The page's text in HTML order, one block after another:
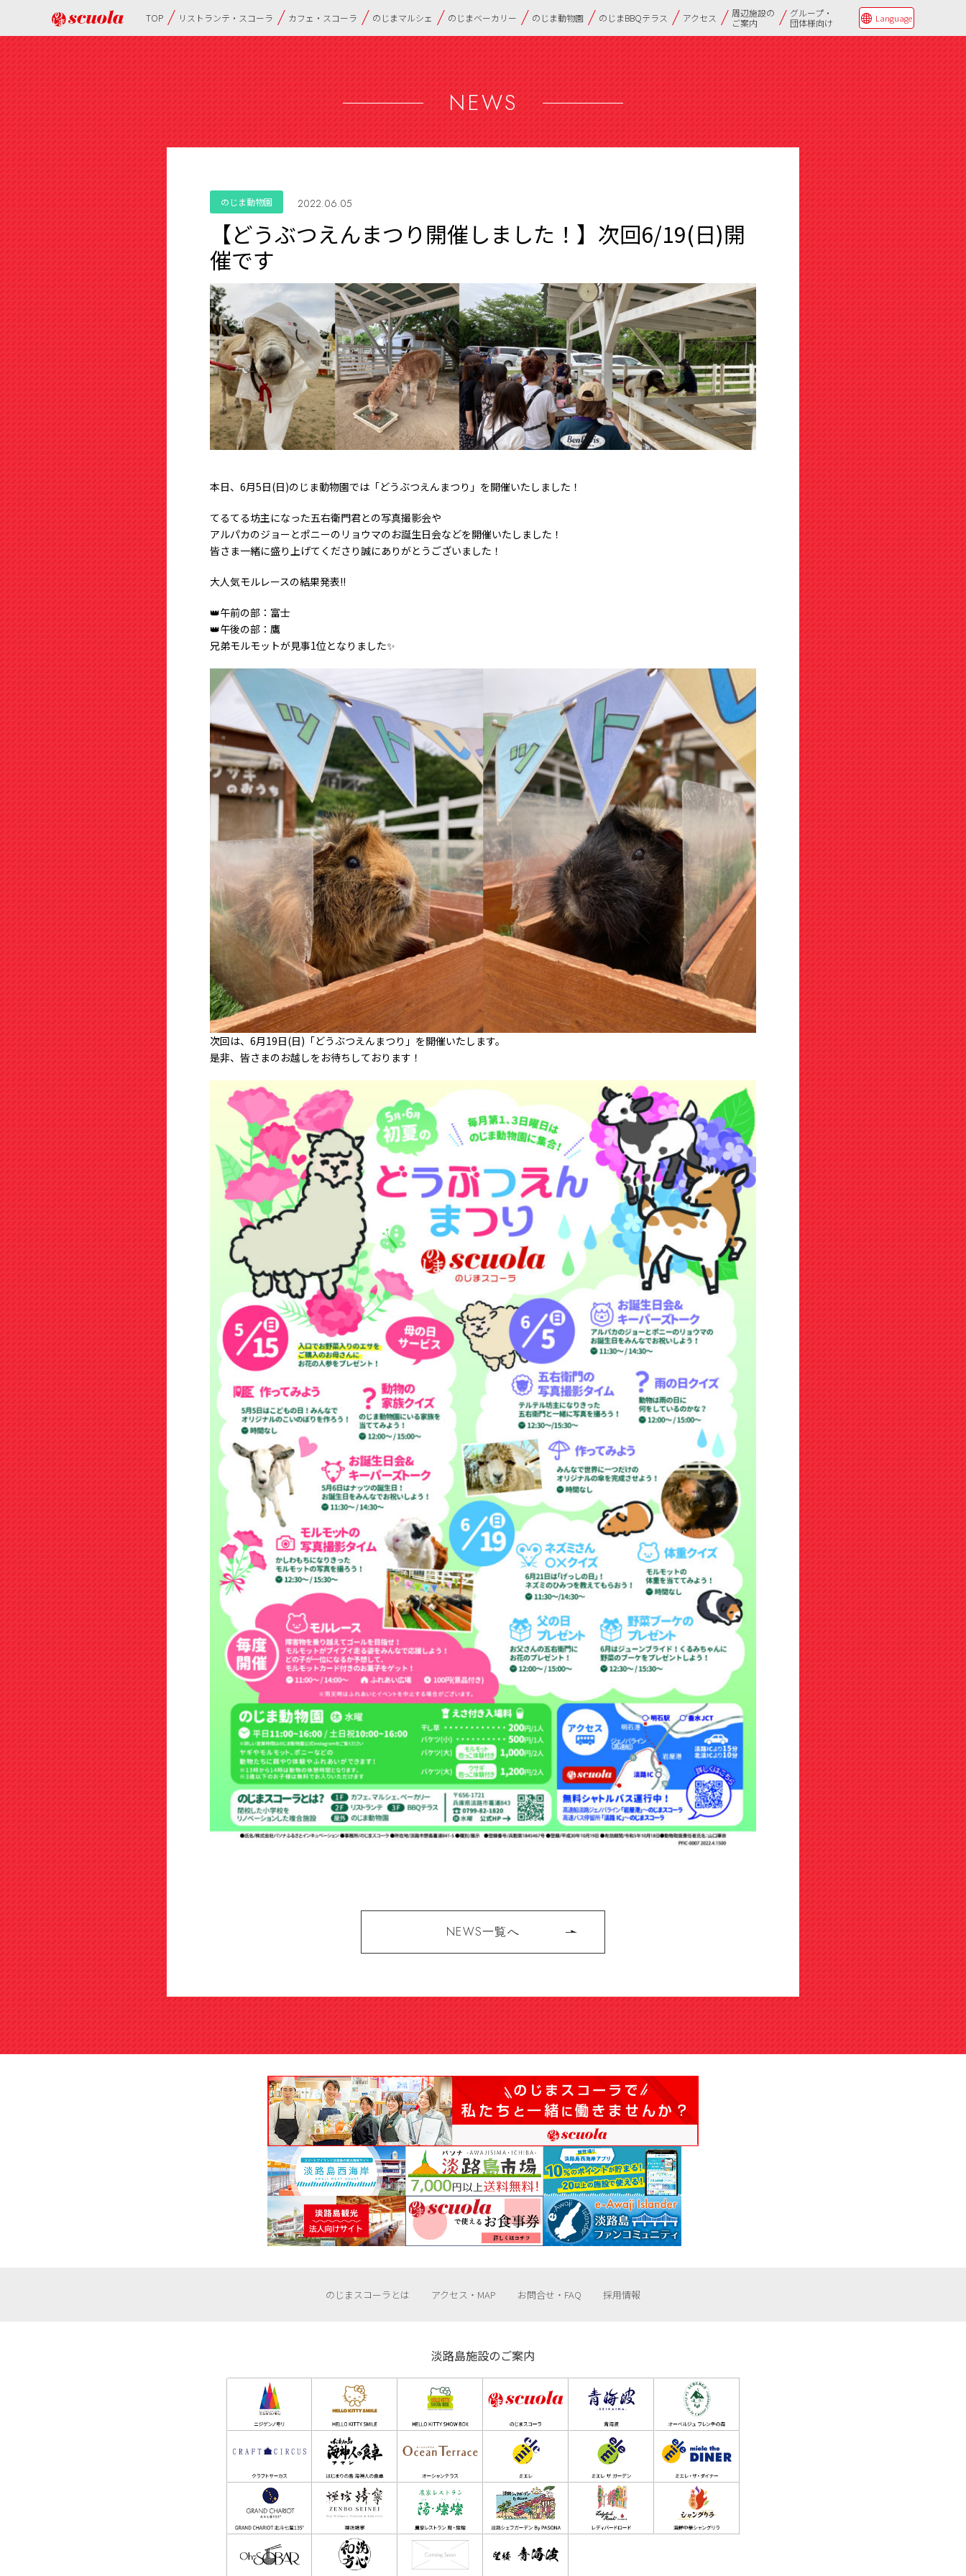
TOP リストランテ・スコーラ カフェ・スコーラ のじまマルシェ のじまベーカリー のじま動物園 のじまBBQテラス アクセス
周辺施設の
ご案内
グループ・
団体様向け
Language
NEWS
のじま動物園 2022.06.05
【どうぶつえんまつり開催しました！】次回6/19(日)開
催です
本日、6月5日(日)のじま動物園では「どうぶつえんまつり」を開催いたしました！
てるてる坊主になった五右衛門君との写真撮影会や
アルパカのジョーとポニーのリョウマのお誕生日会などを開催いたしました！
皆さま一緒に盛り上げてくださり誠にありがとうございました！
大人気モルレースの結果発表!!
👑午前の部：富士
👑午後の部：鷹
兄弟モルモットが見事1位となりました✨
次回は、6月19日(日)「どうぶつえんまつり」を開催いたします。
是非、皆さまのお越しをお待ちしております！
NEWS一覧へ
のじまスコーラとは アクセス・MAP お問合せ・FAQ 採用情報
淡路島施設のご案内